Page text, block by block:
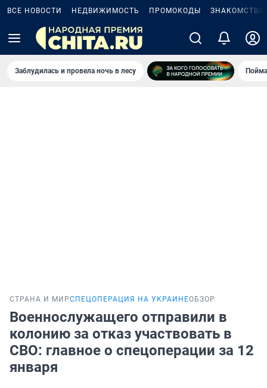
ВСЕ НОВОСТИ НЕДВИЖИМОСТЬ ПРОМОКОДЫ ЗНАКОМСТВА
Заблудилась и провела ночь в лесу
СТРАНА И МИРСПЕЦОПЕРАЦИЯ НА УКРАИНЕОБЗОР
Военнослужащего отправили в
колонию за отказ участвовать в
СВО: главное о спецоперации за 12
января